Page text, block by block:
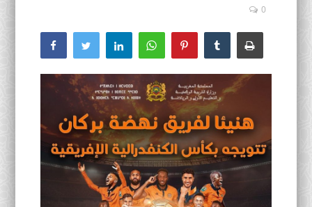
Café littéraire de Fès
Recherche Scientifique
Activités Para-Universitaires
Gallery
0